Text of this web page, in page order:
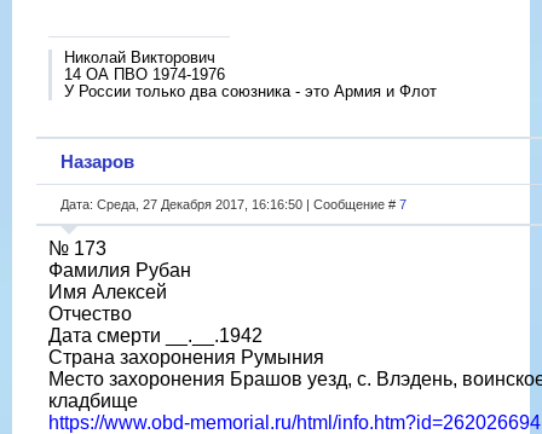
Николай Викторович
14 ОА ПВО 1974-1976
У России только два союзника - это Армия и Флот
Назаров
Дата: Среда, 27 Декабря 2017, 16:16:50 | Сообщение # 7
№ 173
Фамилия Рубан
Имя Алексей
Отчество
Дата смерти __.__.1942
Страна захоронения Румыния
Место захоронения Брашов уезд, с. Влэдень,
кладбище
https://www.obd-memorial.ru/html/info.htm?id=262026694